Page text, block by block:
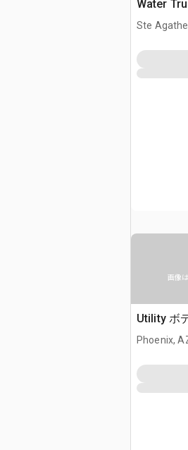
Water
Ste
画像
Utility ボ
Phoenix,